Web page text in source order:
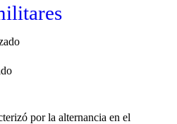
por la alternancia en el